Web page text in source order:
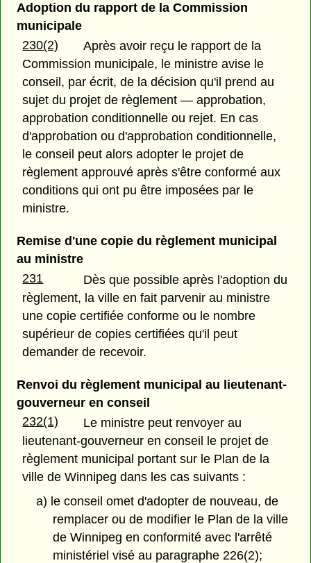
Adoption du rapport de la Commission
municipale
230(2)
Après avoir reçu le rapport de la
Commission municipale, le ministre avise le
conseil, par écrit, de la décision qu'il prend au
sujet du projet de règlement — approbation,
approbation conditionnelle ou rejet. En cas
d'approbation ou d'approbation conditionnelle,
le conseil peut alors adopter le projet de
règlement approuvé après s'être conformé aux
conditions qui ont pu être imposées par le
ministre.
Remise d'une copie du règlement municipal
au ministre
231
Dès que possible après l'adoption du
règlement, la ville en fait parvenir au ministre
une copie certifiée conforme ou le nombre
supérieur de copies certifiées qu'il peut
demander de recevoir.
Renvoi du règlement municipal au lieutenant-
gouverneur en conseil
232(1)
Le ministre peut renvoyer au
lieutenant-gouverneur en conseil le projet de
règlement municipal portant sur le Plan de la
ville de Winnipeg dans les cas suivants :
a) le conseil omet d'adopter de nouveau, de
remplacer ou de modifier le Plan de la ville
de Winnipeg en conformité avec l'arrêté
ministériel visé au paragraphe 226(2);